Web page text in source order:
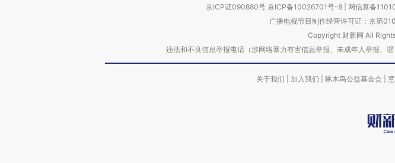
京ICP证090880号 京ICP备10026701号-8 网信算备
广播电视节目制作经营许可证：京第
Copyright 财新网 All
违法和不良信息举报电话（涉网络暴力有害信息举报、未成年人举报
关于我们 加入我们 啄木鸟公益基金会